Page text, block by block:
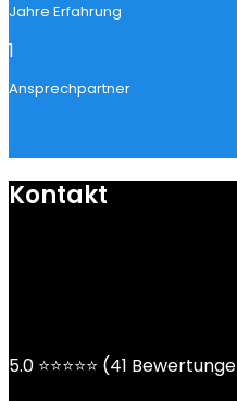
Jahre Erfahrung
1
Ansprechpartner
Kontakt
5.0 ⭐⭐⭐⭐⭐ (41